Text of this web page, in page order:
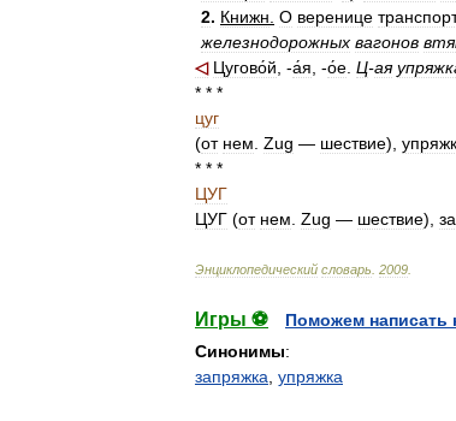
2. Книжн О веренице
железнодорожных вагонов
◁ Цугово́й , -а́я , -о́е Ц-ая
* * *
цуг
(от нем Zug — шествие),
* * *
ЦУГ
ЦУГ (от нем Zug — шествие),
Энциклопедический словарь 2009
Игры ⚽
Поможем написать
Синонимы:
запряжка упряжка